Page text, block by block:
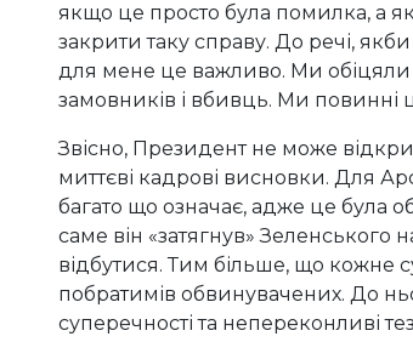
якщо це просто була помилка, а
закрити таку справу. До речі,
для мене це важливо. Ми обіцяли
замовників і вбивць. Ми повинні
Звісно, Президент не може
миттєві кадрові висновки. Для
багато що означає, адже це була
саме він «затягнув» Зеленського
відбутися. Тим більше, що кожне
побратимів обвинувачених. До
суперечності та непереконливі